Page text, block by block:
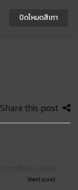
Share this post
Next post
ปิดโหมดสีเทา